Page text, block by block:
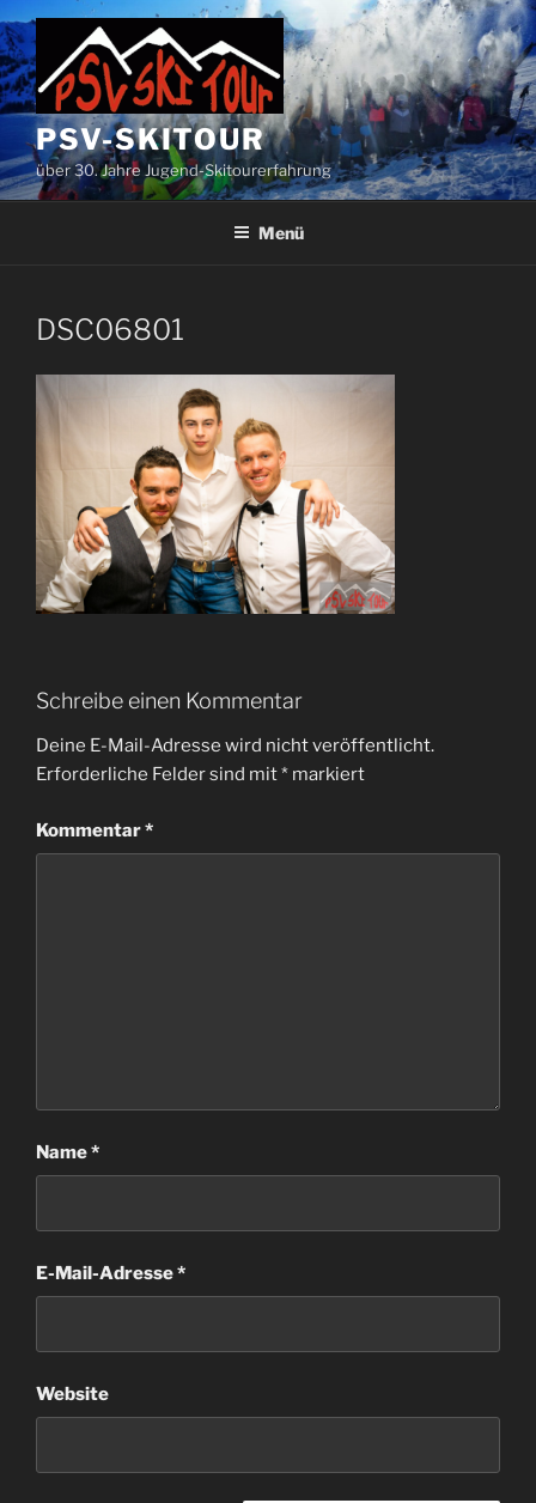
Zum
Inhalt
springen
PSV-SKITOUR
über 30. Jahre Jugend-Skitourerfahrung
Menü
DSC06801
Schreibe einen Kommentar
Deine E-Mail-Adresse wird nicht veröffentlicht.
Erforderliche Felder sind mit* markiert
Kommentar*
Name*
E-Mail-Adresse*
Website